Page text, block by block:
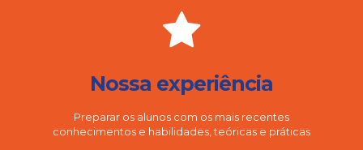
Nossa experiência
Preparar os alunos com os mais recentes
conhecimentos e habilidades, teóricas e práticas